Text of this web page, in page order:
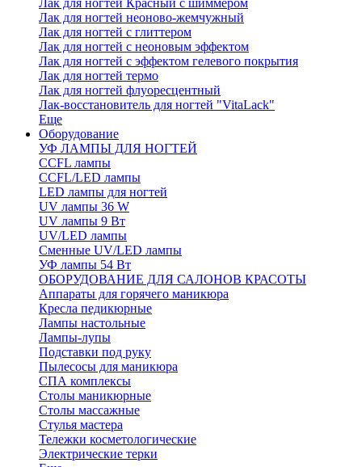
Лак для ногтей Красный с шиммером
Лак для ногтей неоново-жемчужный
Лак для ногтей с глиттером
Лак для ногтей с неоновым эффектом
Лак для ногтей с эффектом гелевого покрытия
Лак для ногтей термо
Лак для ногтей флуоресцентный
Лак-восстановитель для ногтей "VitaLack"
Еще
Оборудование
УФ ЛАМПЫ ДЛЯ НОГТЕЙ
CCFL лампы
CCFL/LED лампы
LED лампы для ногтей
UV лампы 36 W
UV лампы 9 Вт
UV/LED лампы
Сменные UV/LED лампы
УФ лампы 54 Вт
ОБОРУДОВАНИЕ ДЛЯ САЛОНОВ КРАСОТЫ
Аппараты для горячего маникюра
Кресла педикюрные
Лампы настольные
Лампы-лупы
Подставки под руку
Пылесосы для маникюра
СПА комплексы
Столы маникюрные
Столы массажные
Стулья мастера
Тележки косметологические
Электрические терки